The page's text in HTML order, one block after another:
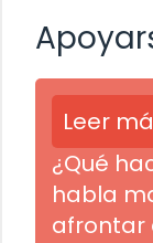
Leer
¿Qué
habla
afrontar